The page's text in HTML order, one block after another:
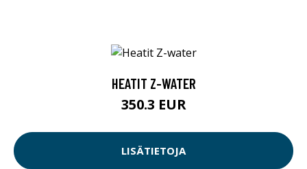
HEATIT Z-WATER
350.3 EUR
LISÄTIETOJA